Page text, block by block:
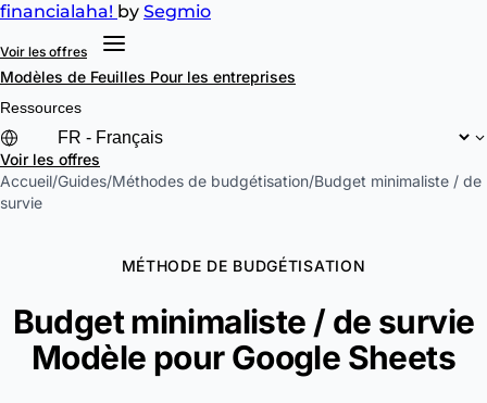
financialaha! by Segmio
Voir les offres
Modèles de Feuilles Pour les entreprises
Ressources
Voir les offres
Accueil/Guides/Méthodes de budgétisation/Budget minimaliste / de
survie
MÉTHODE DE BUDGÉTISATION
Budget minimaliste / de survie
Modèle pour Google Sheets